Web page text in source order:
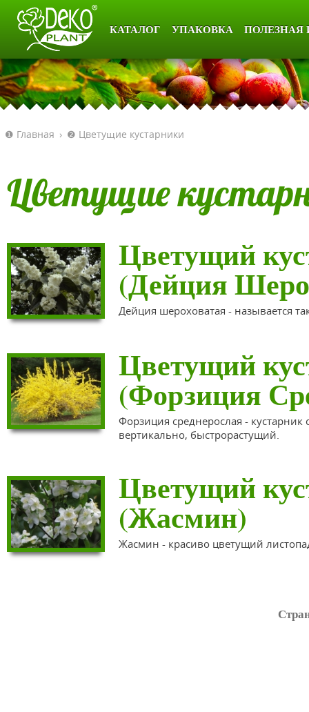
КАТАЛОГ УПАКОВКА
❶ Главная › ❷ Цветущие кустарники
Цветущие
Цветущий
(Дейция
Дейция шероховатая - называется
Цветущий
(Форзиция
Форзиция среднерослая -
вертикально, быстрорастущий.
Цветущий
(Жасмин)
Жасмин - красиво цветущий